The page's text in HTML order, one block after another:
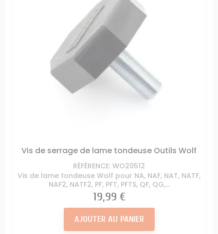
Vis de serrage de lame tondeuse Outils Wolf
RÉFÉRENCE: WO20512
Vis de lame tondeuse Wolf pour NA, NAF, NAT, NATF,
NAF2, NATF2, PF, PFT, PFTS, QF, QG,...
Prix
19,99 €
AJOUTER AU PANIER